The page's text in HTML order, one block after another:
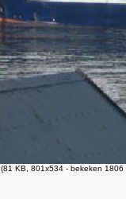
(81 KB, 801x534 - bekeken 1806